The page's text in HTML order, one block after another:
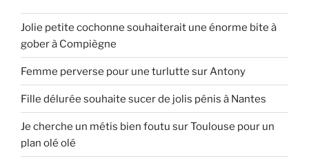
Jolie petite cochonne souhaiterait une énorme bite à
gober à Compiègne
Femme perverse pour une turlutte sur Antony
Fille délurée souhaite sucer de jolis pénis à Nantes
Je cherche un métis bien foutu sur Toulouse pour un
plan olé olé